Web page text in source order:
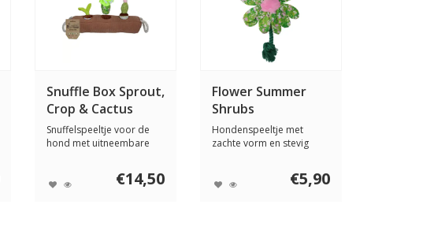
Snuffle Box Sprout,
Crop & Cactus
Snuffelspeeltje voor de
hond met uitneembare
€14,50
Flower Summer
Shrubs
Hondenspeeltje met
zachte vorm en stevig
€5,90